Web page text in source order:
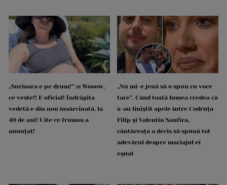
„Surioara e pe drum!” :o Wooow,
ce veste!! E oficial! Îndrăgita
vedetă e din nou însărcinată, la
40 de ani! Uite ce frumos a
anunțat!
„Nu mi-e jenă să o spun cu voce
tare”. Când toată lumea credea că
s-au liniștit apele între Codruța
Filip și Valentin Sanfira,
cântăreața a decis să spună tot
adevărul despre mariajul ei
eșuat